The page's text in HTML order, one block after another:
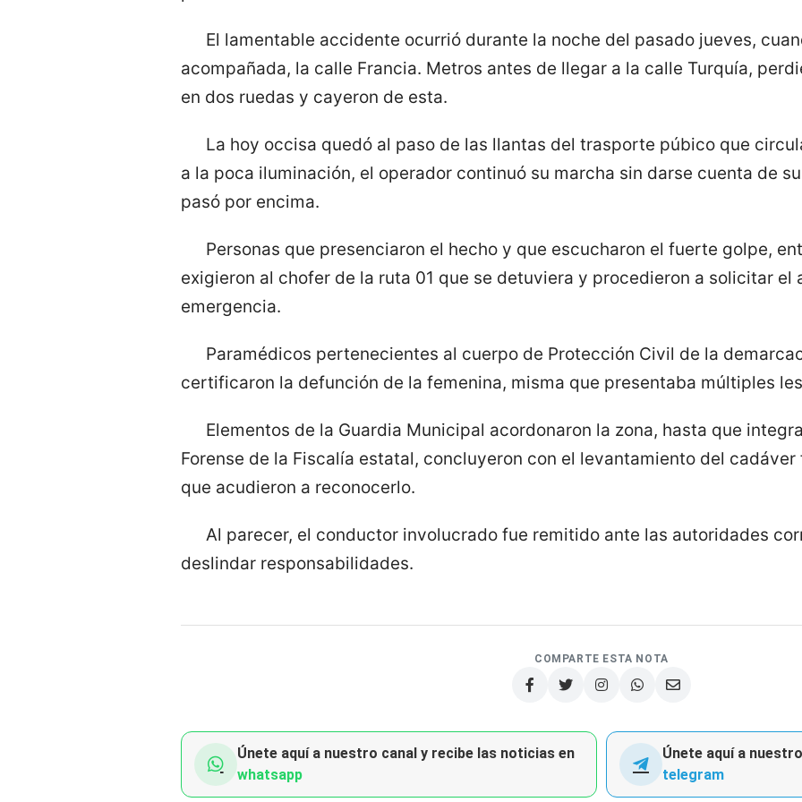
El lamentable accidente ocurrió durante la noche del pasado jueves,
acompañada, la calle Francia. Metros antes de llegar a la calle Turquía,
en dos ruedas y cayeron de esta.
La hoy occisa quedó al paso de las llantas del trasporte púbico que
a la poca iluminación, el operador continuó su marcha sin darse cuenta de
pasó por encima.
Personas que presenciaron el hecho y que escucharon el fuerte golpe,
exigieron al chofer de la ruta 01 que se detuviera y procedieron a solicitar el
emergencia.
Paramédicos pertenecientes al cuerpo de Protección Civil de la
certificaron la defunción de la femenina, misma que presentaba múltiples
Elementos de la Guardia Municipal acordonaron la zona, hasta que
Forense de la Fiscalía estatal, concluyeron con el levantamiento del
que acudieron a reconocerlo.
Al parecer, el conductor involucrado fue remitido ante las autoridades
deslindar responsabilidades.
COMPARTE ESTA NOTA
Únete aquí a nuestro canal y recibe las noticias en
whatsapp
Únete aquí a
telegram